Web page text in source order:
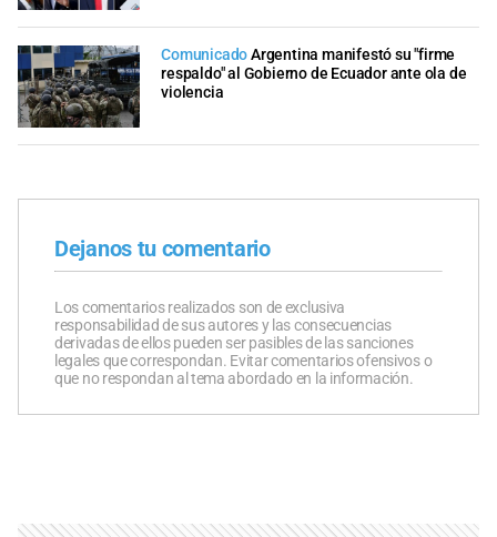
ComunicadoArgentina manifestó su "firme
respaldo" al Gobierno de Ecuador ante ola de
violencia
Dejanos tu comentario
Los comentarios realizados son de exclusiva
responsabilidad de sus autores y las consecuencias
derivadas de ellos pueden ser pasibles de las sanciones
legales que correspondan. Evitar comentarios ofensivos o
que no respondan al tema abordado en la información.